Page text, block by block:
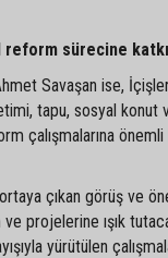
reform sürecine
Savaşan ise,
tapu, sosyal
çalışmalarına önemli
çıkan görüş ve
projelerine ışık
yürütülen